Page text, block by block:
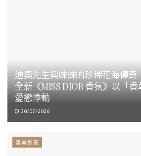
迪奧先生與妹妹的珍稀花海傳奇
全新《MISS DIOR 香氛》以「
愛戀悸動
30/07/2026
醫美保養